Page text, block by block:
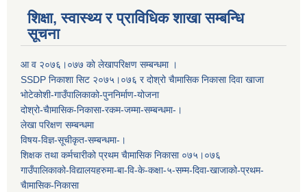
शिक्षा, स्वास्थ्य र प्राविधिक शाखा सम्बन्धि
सूचना
आ व २०७६।०७७ काे लेखापरिक्षण सम्बन्धमा ।
SSDP निकाशा सिट २०७५।०७६ र दोश्रो चैामासिक निकासा दिवा खाजा
भोटेकोशी-गाउँपालिकाको-पुननिर्माण-योजना
दोश्रो-चैामासिक-निकासा-रकम-जम्मा-सम्बन्धमा-।
लेखा परिक्षण सम्बन्धमा
विषय-विज्ञ-सूचीकृत-सम्बन्धमा-।
शिक्षक तथा कर्मचारीको प्रथम च‌ैामासिक निकासा ०७५।०७६
गाउँपालिकाको-विद्यालयहरुमा-बा-वि-के-कक्षा-५-सम्म-दिवा-खाजाको-प्रथम-
चैामासिक-निकासा